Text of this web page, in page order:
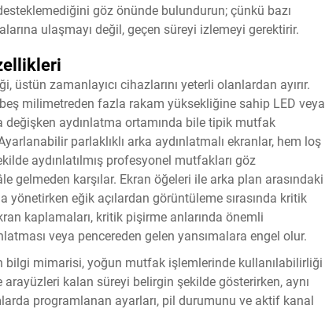
göz önünde bulundurun; çünkü bazı
ulaşmayı değil, geçen süreyi izlemeyi gerektirir.
zamanlayıcı cihazlarını yeterli olanlardan ayırır.
milimetreden fazla rakam yüksekliğine sahip LED veya
aydınlatma ortamında bile tipik mutfak
parlaklıklı arka aydınlatmalı ekranlar, hem loş
aydınlatılmış profesyonel mutfakları göz
gelmeden karşılar. Ekran öğeleri ile arka plan arasındaki
yönetirken eğik açılardan görüntüleme sırasında kritik
kaplamaları, kritik pişirme anlarında önemli
veya pencereden gelen yansımalara engel olur.
bilgi mimarisi, yoğun mutfak işlemlerinde kullanılabilirliği
kalan süreyi belirgin şekilde gösterirken, aynı
programlanan ayarları, pil durumunu ve aktif kanal